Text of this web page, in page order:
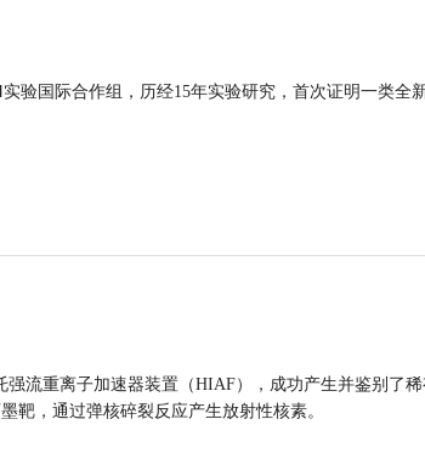
验国际合作组，历经15年实验研究，首次证明一类全
流重离子加速器装置（HIAF），成功产生并鉴别了
靶，通过弹核碎裂反应产生放射性核素。